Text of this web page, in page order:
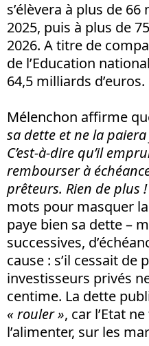
s’élèvera à plus de
2025, puis à plus de
2026. A titre de
de l’Education
64,5 milliards d’euros.
Mélenchon affirme
sa dette et ne la
C’est-à-dire qu’il
rembourser à
prêteurs. Rien de plus !
mots pour masquer
paye bien sa dette –
successives,
cause : s’il cessait de
investisseurs privés
centime. La dette
« rouler », car l’Etat
l’alimenter, sur les